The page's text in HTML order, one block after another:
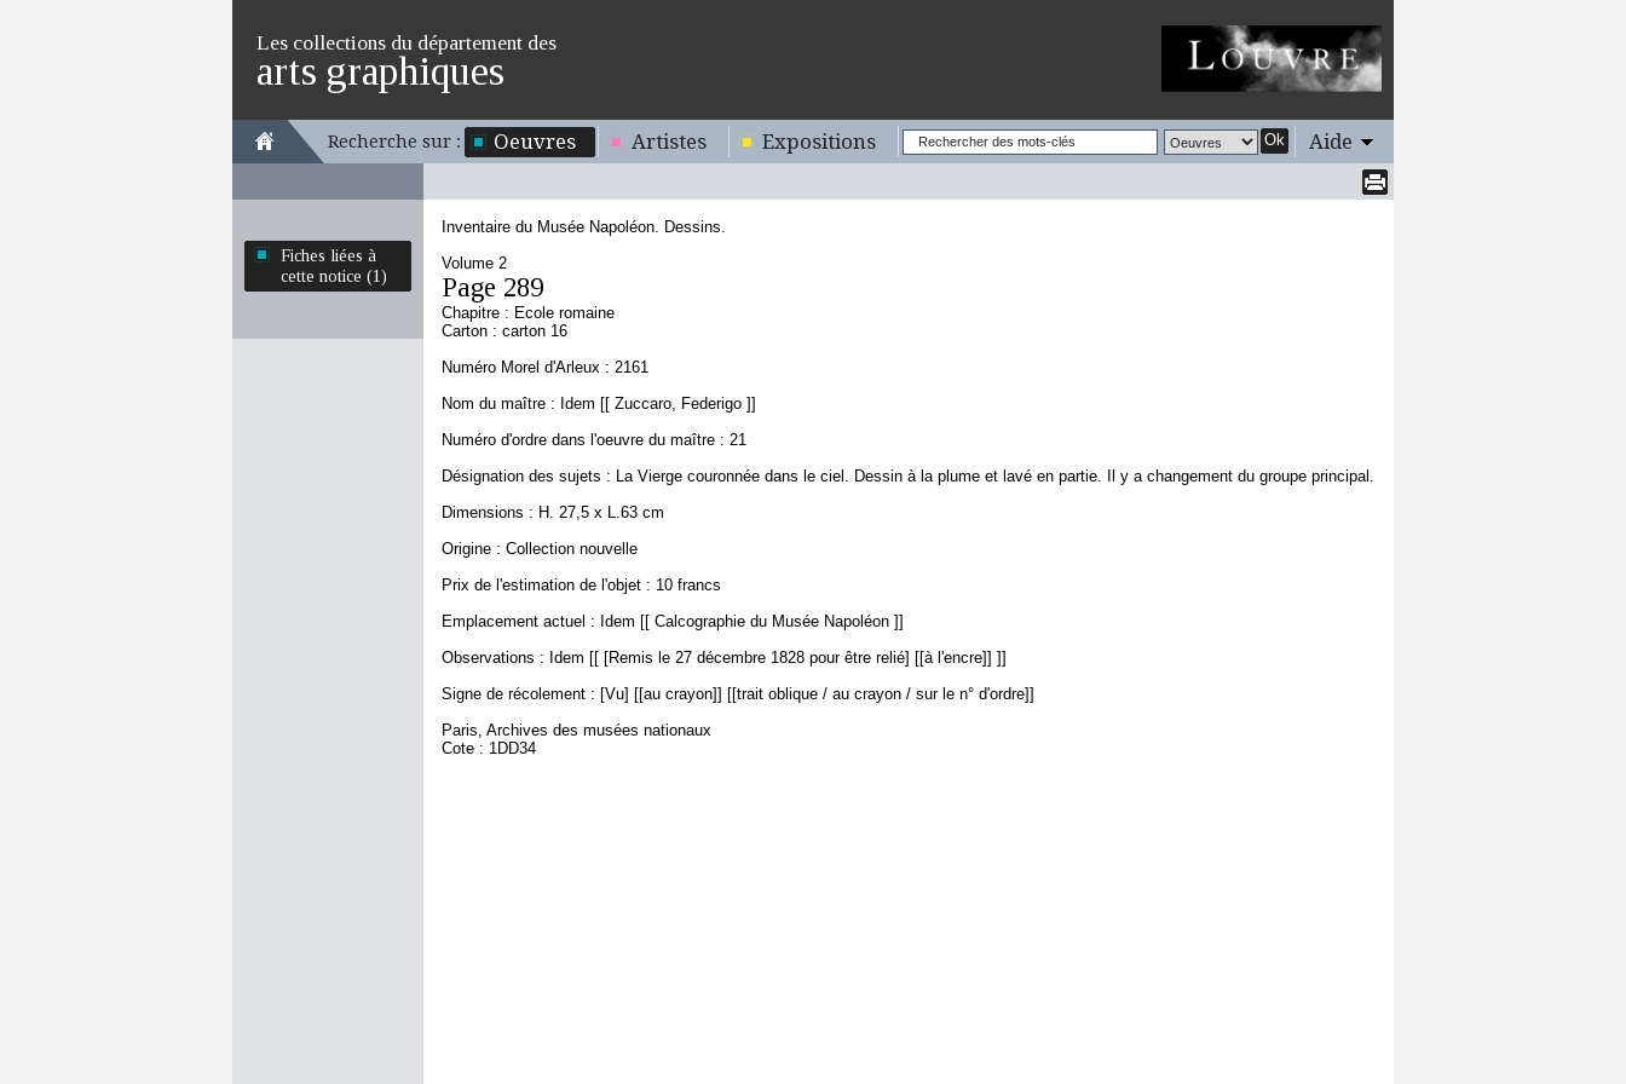
Les collections du département des
arts graphiques
Recherche sur : Oeuvres Artistes Expositions Ok Aide
Fiches liées à
cette notice (1)
Inventaire du Musée Napoléon. Dessins.
Volume 2
Page 289
Chapitre : Ecole romaine
Carton : carton 16
Numéro Morel d'Arleux : 2161
Nom du maître : Idem [[ Zuccaro, Federigo ]]
Numéro d'ordre dans l'oeuvre du maître : 21
Désignation des sujets : La Vierge couronnée dans le ciel. Dessin à la plume et lavé en partie. Il y a changement du groupe principal.
Dimensions : H. 27,5 x L.63 cm
Origine : Collection nouvelle
Prix de l'estimation de l'objet : 10 francs
Emplacement actuel : Idem [[ Calcographie du Musée Napoléon ]]
Observations : Idem [[ [Remis le 27 décembre 1828 pour être relié] [[à l'encre]] ]]
Signe de récolement : [Vu] [[au crayon]] [[trait oblique / au crayon / sur le n° d'ordre]]
Paris, Archives des musées nationaux
Cote : 1DD34